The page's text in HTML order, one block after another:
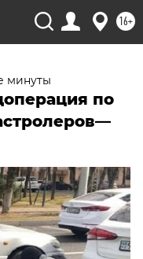
16+
минуты
по